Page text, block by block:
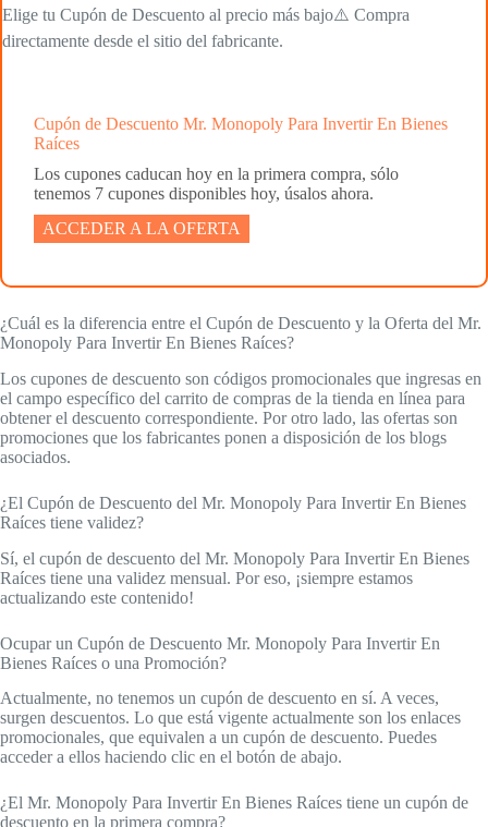
Elige tu Cupón de Descuento al precio más bajo⚠️ Compra
directamente desde el sitio del fabricante.
Cupón de Descuento Mr. Monopoly Para Invertir En Bienes
Raíces
Los cupones caducan hoy en la primera compra, sólo
tenemos 7 cupones disponibles hoy, úsalos ahora.
ACCEDER A LA OFERTA
¿Cuál es la diferencia entre el Cupón de Descuento y la Oferta del Mr.
Monopoly Para Invertir En Bienes Raíces?
Los cupones de descuento son códigos promocionales que ingresas en
el campo específico del carrito de compras de la tienda en línea para
obtener el descuento correspondiente. Por otro lado, las ofertas son
promociones que los fabricantes ponen a disposición de los blogs
asociados.
¿El Cupón de Descuento del Mr. Monopoly Para Invertir En Bienes
Raíces tiene validez?
Sí, el cupón de descuento del Mr. Monopoly Para Invertir En Bienes
Raíces tiene una validez mensual. Por eso, ¡siempre estamos
actualizando este contenido!
Ocupar un Cupón de Descuento Mr. Monopoly Para Invertir En
Bienes Raíces o una Promoción?
Actualmente, no tenemos un cupón de descuento en sí. A veces,
surgen descuentos. Lo que está vigente actualmente son los enlaces
promocionales, que equivalen a un cupón de descuento. Puedes
acceder a ellos haciendo clic en el botón de abajo.
¿El Mr. Monopoly Para Invertir En Bienes Raíces tiene un cupón de
descuento en la primera compra?